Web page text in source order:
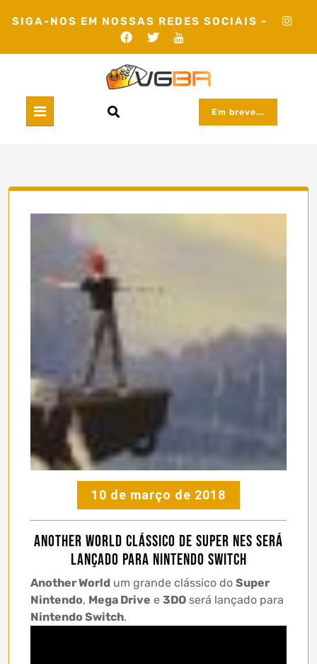
SIGA-NOS EM NOSSAS REDES SOCIAIS -
Em breve...
10 de março de 2018
Another World clássico de Super Nes será
lançado para Nintendo Switch
Another World um grande clássico do Super
Nintendo, Mega Drive e 3DO será lançado para
Nintendo Switch.